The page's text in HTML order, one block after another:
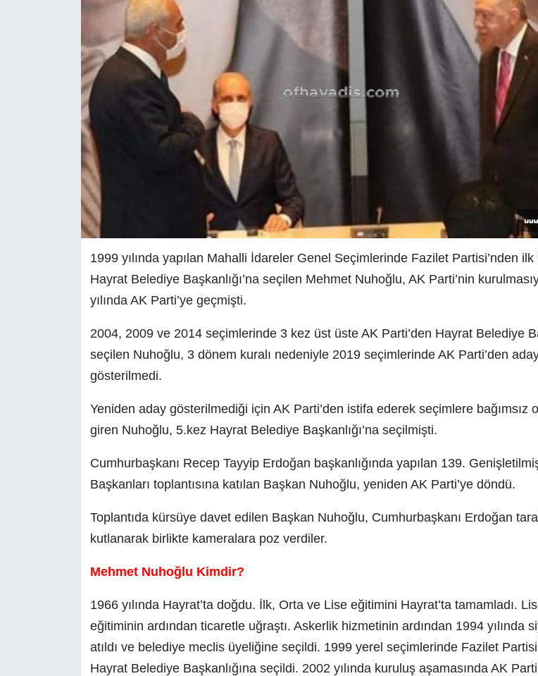
1999 yılında yapılan Mahalli İdareler Genel Seçimlerinde Fazilet Partisi’nden ilk
Hayrat Belediye Başkanlığı’na seçilen Mehmet Nuhoğlu, AK Parti’nin
yılında AK Parti’ye geçmişti.
2004, 2009 ve 2014 seçimlerinde 3 kez üst üste AK Parti’den Hayrat Belediye
seçilen Nuhoğlu, 3 dönem kuralı nedeniyle 2019 seçimlerinde AK Parti’den
gösterilmedi.
Yeniden aday gösterilmediği için AK Parti’den istifa ederek seçimlere bağımsız
giren Nuhoğlu, 5.kez Hayrat Belediye Başkanlığı’na seçilmişti.
Cumhurbaşkanı Recep Tayyip Erdoğan başkanlığında yapılan 139.
Başkanları toplantısına katılan Başkan Nuhoğlu, yeniden AK Parti’ye döndü.
Toplantıda kürsüye davet edilen Başkan Nuhoğlu, Cumhurbaşkanı Erdoğan
kutlanarak birlikte kameralara poz verdiler.
Mehmet Nuhoğlu Kimdir?
1966 yılında Hayrat’ta doğdu. İlk, Orta ve Lise eğitimini Hayrat’ta tamamladı.
eğitiminin ardından ticaretle uğraştı. Askerlik hizmetinin ardından 1994 yılında
atıldı ve belediye meclis üyeliğine seçildi. 1999 yerel seçimlerinde Fazilet
Hayrat Belediye Başkanlığına seçildi. 2002 yılında kuruluş aşamasında AK